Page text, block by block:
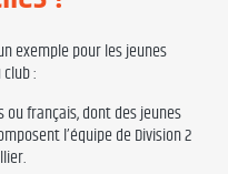
exemple pour les jeunes
:
français, dont des jeunes
l’équipe de Division 2